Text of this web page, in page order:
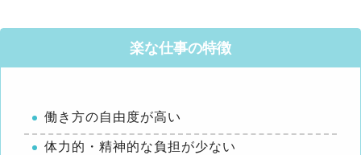
楽な仕事の特徴
働き方の自由度が高い
体力的・精神的な負担が少ない